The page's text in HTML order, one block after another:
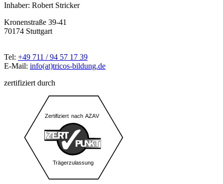
Inhaber: Robert Stricker
Kronenstraße 39-41
70174 Stuttgart
Tel: +49 711 / 94 57 17 39
E-Mail: info(at)tricos-bildung.de
zertifiziert durch